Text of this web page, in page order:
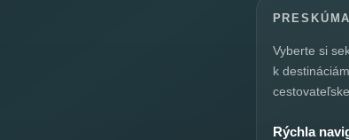
Vyberte si
k
Rýchla